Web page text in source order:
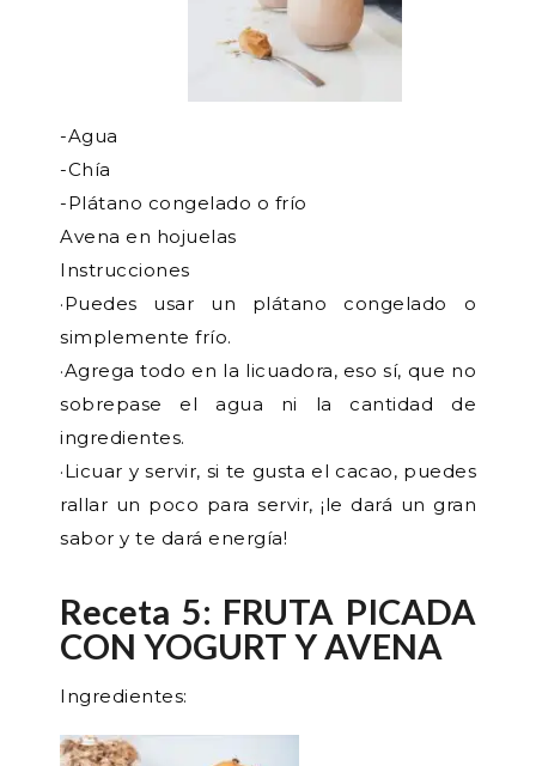
-Agua
-Chía
-Plátano congelado o frío
Avena en hojuelas
Instrucciones
·Puedes usar un plátano congelado o
simplemente frío.
·Agrega todo en la licuadora, eso sí, que no
sobrepase el agua ni la cantidad de
ingredientes.
·Licuar y servir, si te gusta el cacao, puedes
rallar un poco para servir, ¡le dará un gran
sabor y te dará energía!
Receta 5: FRUTA PICADA
CON YOGURT Y AVENA
Ingredientes: